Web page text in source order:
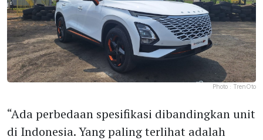
Photo : TrenOto
“Ada perbedaan spesifikasi dibandingkan unit
di Indonesia. Yang paling terlihat adalah